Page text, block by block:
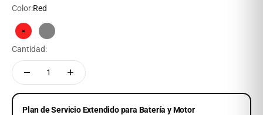
Color:Red
Red
Grey
Cantidad:
Plan de Servicio Extendido para Batería y Motor